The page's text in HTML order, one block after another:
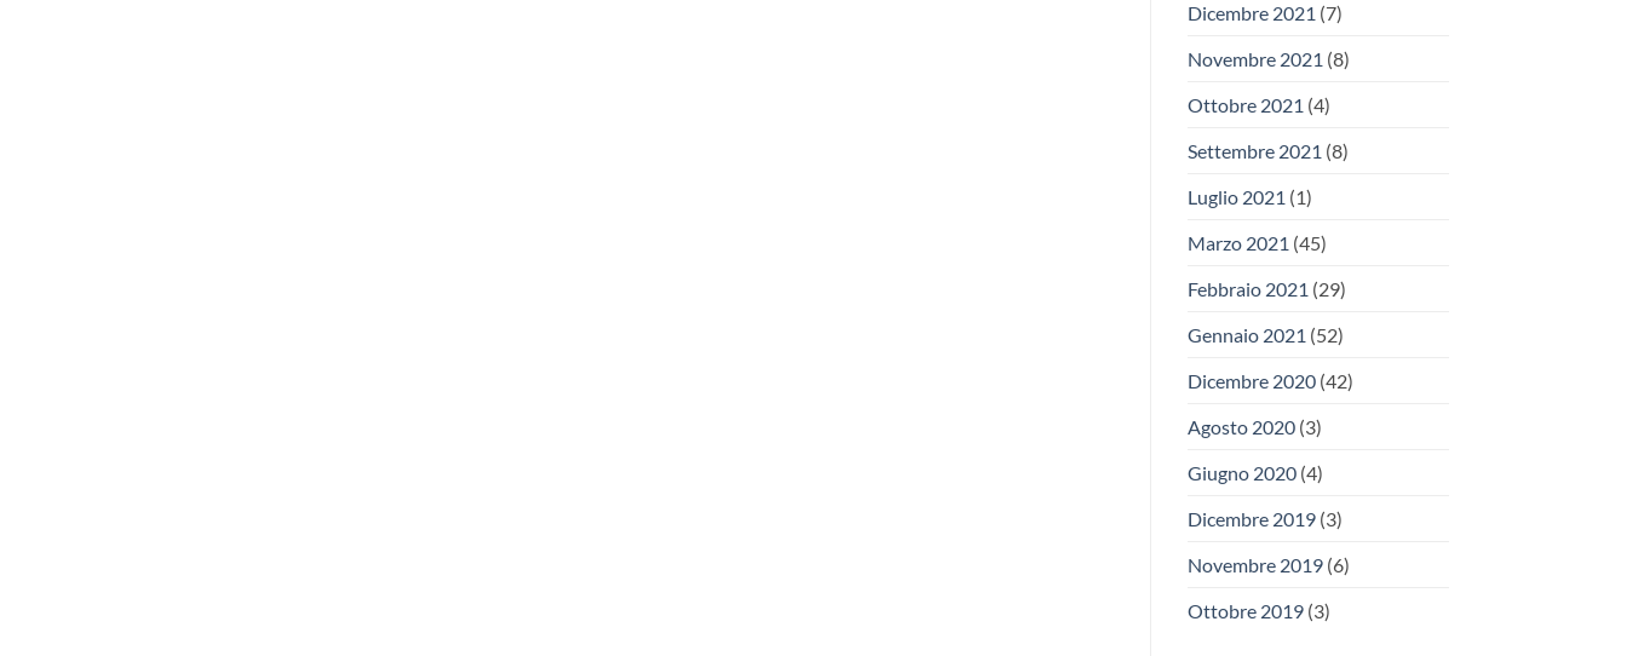
Dicembre 2021 (7)
Novembre 2021 (8)
Ottobre 2021 (4)
Settembre 2021 (8)
Luglio 2021 (1)
Marzo 2021 (45)
Febbraio 2021 (29)
Gennaio 2021 (52)
Dicembre 2020(42)
Agosto 2020(3)
Giugno 2020(4)
Dicembre 2019(3)
Novembre 2019(6)
Ottobre 2019(3)